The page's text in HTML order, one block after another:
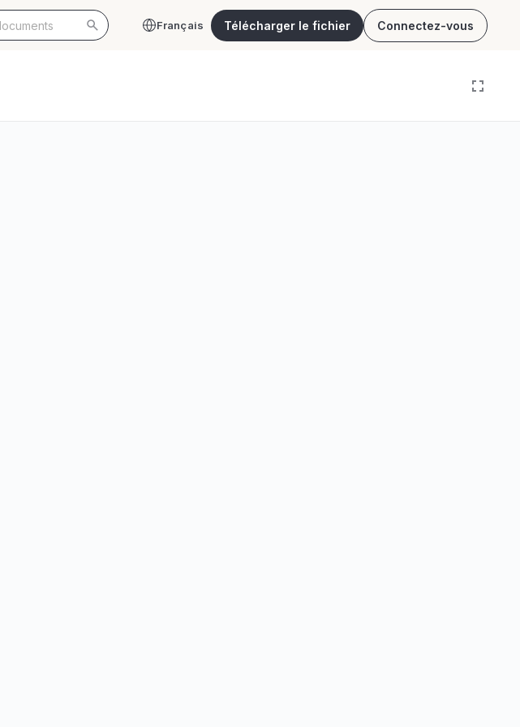
Français Télécharger le fichier Connectez-vous